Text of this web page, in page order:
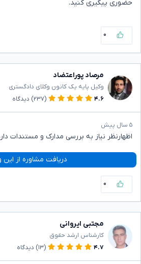
حضوری پیگیری کنید.
۰
مرصاد پوراعتضاد
وکیل پایه یک کانون وکلای دادگستری
۴.۶
(۲۳۷) دیدگاه
۵ سال پیش
اظهارنظر نیاز به بررسی مدارک و مستندات
دریافت مشاوره از این
۰
مجتبی ایروانی
کارشناس ارشد حقوق
۴.۷
(۱۳) دیدگاه